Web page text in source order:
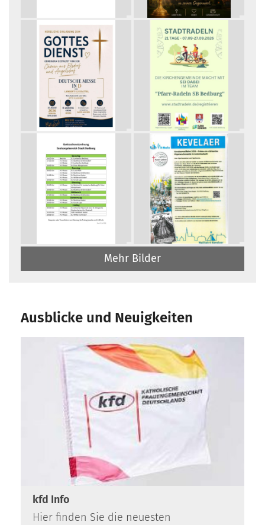
Mehr Bilder
Ausblicke und Neuigkeiten
kfd Info
Hier finden Sie die neuesten